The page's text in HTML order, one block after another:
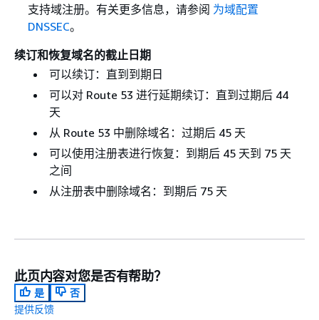
支持域注册。有关更多信息，请参阅 为域配置
DNSSEC。
续订和恢复域名的截止日期
可以续订：直到到期日
可以对 Route 53 进行延期续订：直到过期后 44
天
从 Route 53 中删除域名：过期后 45 天
可以使用注册表进行恢复：到期后 45 天到 75 天
之间
从注册表中删除域名：到期后 75 天
此页内容对您是否有帮助？
是
否
提供反馈